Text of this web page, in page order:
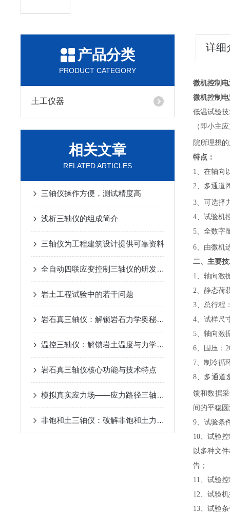
产品分类
PRODUCT CATEGORY
土工仪器
相关文章
RELATED ARTICLES
三轴仪操作方便，测试精度高
浅析三轴仪的组成简介
三轴仪为工程建筑设计提供可靠资料
全自动四联应变控制三轴仪的研发与应用
岩土工程试验中的若干问题
岩石真三轴仪：解锁岩石力学奥秘的精密钥匙
温控三轴仪：解锁岩土温度与力学的耦合密码
岩石真三轴仪核心功能与技术特点
模拟真实应力场——应力路径三轴仪的试验原理与岩土应用
非饱和土三轴仪：破解非饱和土力学检测难题的仪器
详细
微机控制
微机控制
低温试验
（即小主
院所理想
特点：
1、在轴向
2、多通道
3、可选择
4、试验机
5、全数字
6、由微机
二、主要
1、轴向激
2、静态荷
3、总行程
4、试样尺
5、轴向激
6、围压：
7、制冷循
8、多通道
馈和数据
间的平稳
9、试验条
10、试验
以多种文
告；
11、试验
12、试验
13、试验